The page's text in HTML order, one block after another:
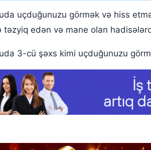
uçduğunuzu görmək və hiss
təzyiq edən və mane olan
3-cü şəxs kimi uçduğunuzu